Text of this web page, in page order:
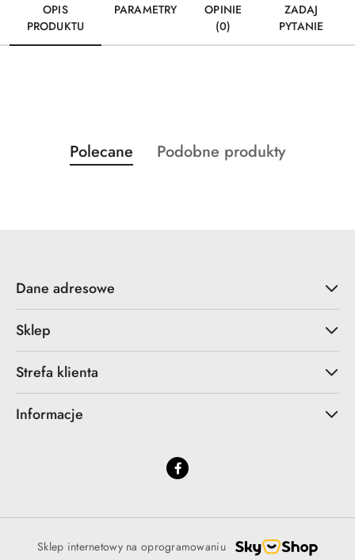
OPIS
PRODUKTU
PARAMETRY
OPINIE
(0)
ZADAJ
PYTANIE
Pomiń karuzelę produktów
Produkty
o
Polecane
Produkty
Podobne produkty
Dane adresowe
Sklep
Strefa klienta
Informacje
Sklep internetowy na oprogramowaniu